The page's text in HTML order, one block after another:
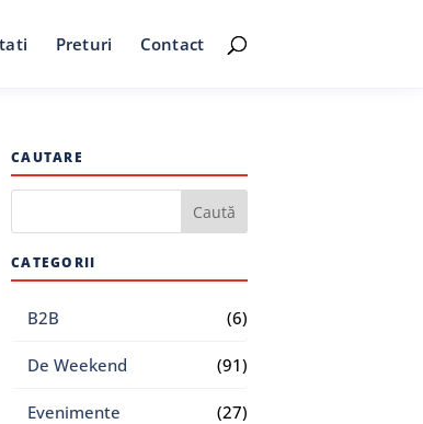
Preturi Contact
CAUTARE
CATEGORII
B2B (6)
De Weekend (91)
Evenimente (27)